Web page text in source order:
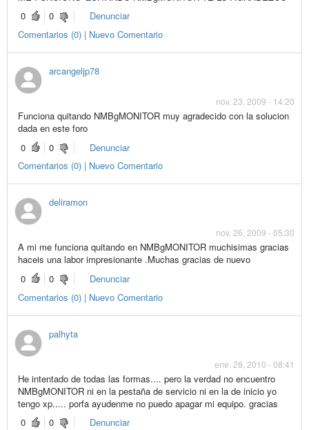
0
0
Denunciar
Comentarios (0) | Nuevo Comentario
arcangeljp78
nov. 23, 2009 - 14:20
Funciona quitando NMBgMONITOR muy agradecido con la solucion
dada en este foro
0
0
Denunciar
Comentarios (0) | Nuevo Comentario
deliramon
nov. 26, 2009 - 05:30
A mi me funciona quitando en NMBgMONITOR muchisimas gracias
haceis una labor impresionante .Muchas gracias de nuevo
0
0
Denunciar
Comentarios (0) | Nuevo Comentario
palhyta
ene. 28, 2010 - 08:41
He intentado de todas las formas.... pero la verdad no encuentro
NMBgMONITOR ni en la pestaña de servicio ni en la de inicio yo
tengo xp..... porfa ayudenme no puedo apagar mi equipo. gracias
0
0
Denunciar